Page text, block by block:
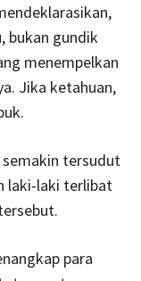
bukan gundik
menempelkan
Jika ketahuan,
semakin tersudut
laki-laki terlibat
para